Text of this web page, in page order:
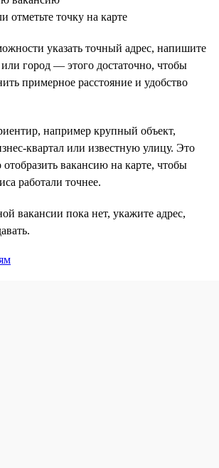
отметьте точку на карте
указать точный адрес, напишите
город — этого достаточно, чтобы
примерное расстояние и удобство
например крупный объект,
квартал или известную улицу. Это
вакансию на карте, чтобы
работали точнее.
вакансии пока нет, укажите адрес,